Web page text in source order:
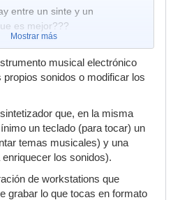
entre un sinte y un
es mejor???
Mostrar más
musical electrónico
sonidos o modificar los
que, en la misma
un teclado (para tocar) un
temas musicales) y una
los sonidos).
de workstations que
grabar lo que tocas en formato